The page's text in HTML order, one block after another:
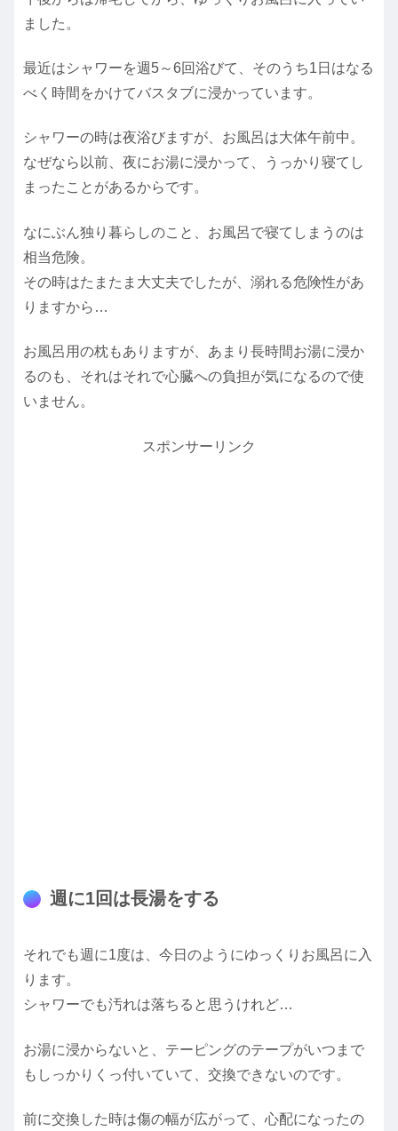
ました。
最近はシャワーを週5～6回浴びて、そのうち1日はなる
べく時間をかけてバスタブに浸かっています。
シャワーの時は夜浴びますが、お風呂は大体午前中。
なぜなら以前、夜にお湯に浸かって、うっかり寝てし
まったことがあるからです。
なにぶん独り暮らしのこと、お風呂で寝てしまうのは
相当危険。
その時はたまたま大丈夫でしたが、溺れる危険性があ
りますから…
お風呂用の枕もありますが、あまり長時間お湯に浸か
るのも、それはそれで心臓への負担が気になるので使
いません。
スポンサーリンク
週に1回は長湯をする
それでも週に1度は、今日のようにゆっくりお風呂に入
ります。
シャワーでも汚れは落ちると思うけれど…
お湯に浸からないと、テーピングのテープがいつまで
もしっかりくっ付いていて、交換できないのです。
前に交換した時は傷の幅が広がって、心配になったの